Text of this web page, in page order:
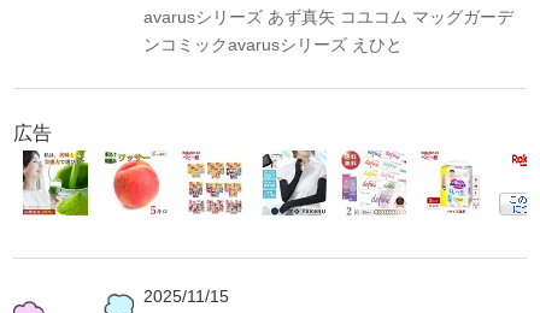
avarusシリーズ あず真矢 コユコム マッグガーデ
ンコミックavarusシリーズ えひと
広告
2025/11/15